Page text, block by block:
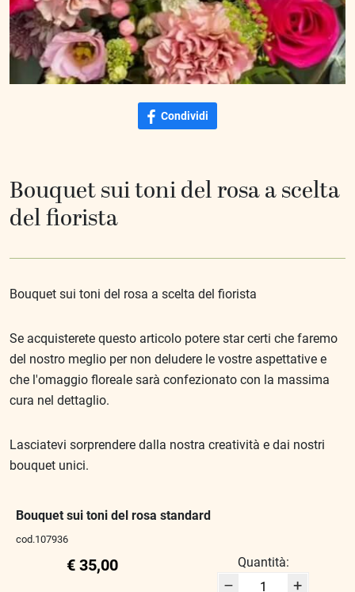
Condividi
Bouquet sui toni del rosa a scelta
del fiorista
Bouquet sui toni del rosa a scelta del fiorista
Se acquisterete questo articolo potere star certi che faremo
del nostro meglio per non deludere le vostre aspettative e
che l'omaggio floreale sarà confezionato con la massima
cura nel dettaglio.
Lasciatevi sorprendere dalla nostra creatività e dai nostri
bouquet unici.
Bouquet sui toni del rosa standard
cod.107936
€ 35,00 Quantità:
– +